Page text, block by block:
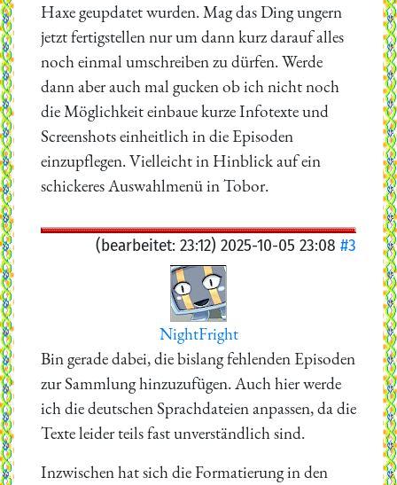
Haxe geupdatet wurden. Mag das Ding ungern
jetzt fertigstellen nur um dann kurz darauf alles
noch einmal umschreiben zu dürfen. Werde
dann aber auch mal gucken ob ich nicht noch
die Möglichkeit einbaue kurze Infotexte und
Screenshots einheitlich in die Episoden
einzupflegen. Vielleicht in Hinblick auf ein
schickeres Auswahlmenü in Tobor.
(bearbeitet: 23:12) 2025-10-05 23:08 #3
NightFright
Bin gerade dabei, die bislang fehlenden Episoden
zur Sammlung hinzuzufügen. Auch hier werde
ich die deutschen Sprachdateien anpassen, da die
Texte leider teils fast unverständlich sind.
Inzwischen hat sich die Formatierung in den